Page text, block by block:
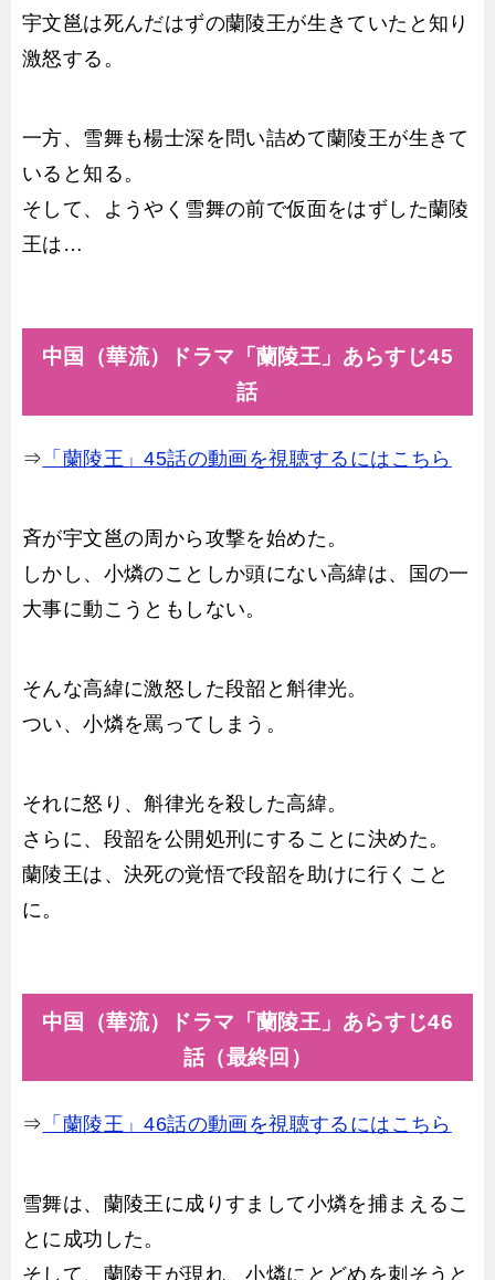
宇文邕は死んだはずの蘭陵王が生きていたと知り
激怒する。
一方、雪舞も楊士深を問い詰めて蘭陵王が生きて
いると知る。
そして、ようやく雪舞の前で仮面をはずした蘭陵
王は…
中国（華流）ドラマ「蘭陵王」あらすじ45
話
⇒ 「蘭陵王」45話の動画を視聴するにはこちら
斉が宇文邕の周から攻撃を始めた。
しかし、小燐のことしか頭にない高緯は、国の一
大事に動こうともしない。
そんな高緯に激怒した段韶と斛律光。
つい、小燐を罵ってしまう。
それに怒り、斛律光を殺した高緯。
さらに、段韶を公開処刑にすることに決めた。
蘭陵王は、決死の覚悟で段韶を助けに行くこと
に。
中国（華流）ドラマ「蘭陵王」あらすじ46
話（最終回）
⇒ 「蘭陵王」46話の動画を視聴するにはこちら
雪舞は、蘭陵王に成りすまして小燐を捕まえるこ
とに成功した。
そして、蘭陵王が現れ、小燐にとどめを刺そうと